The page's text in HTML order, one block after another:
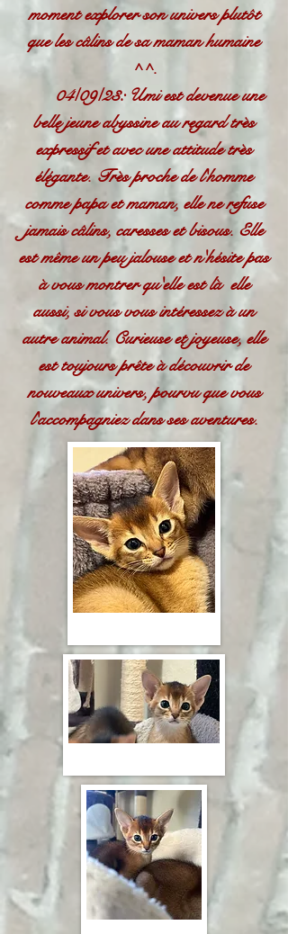
moment explorer son univers plutôt
que les câlins de sa maman humaine
^^.
04/09/23: Umi est devenue une
belle jeune abyssine au regard très
expressif et avec une attitude très
élégante. Très proche de l'homme
comme papa et maman, elle ne refuse
jamais câlins, caresses et bisous. Elle
est même un peu jalouse et n'hésite pas
à vous montrer qu'elle est là elle
aussi, si vous vous intéressez à un
autre animal. Curieuse et joyeuse, elle
est toujours prête à découvrir de
nouveaux univers, pourvu que vous
l'accompagniez dans ses aventures.